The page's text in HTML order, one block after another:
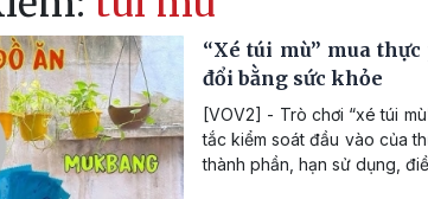
“Xé túi mù” mua
đổi bằng sức khỏe
[VOV2] - Trò chơi “xé túi
tắc kiểm soát đầu vào của
thành phần, hạn sử dụng,